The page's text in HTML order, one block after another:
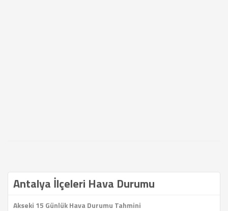
Antalya İlçeleri Hava Durumu
Akseki 15 Günlük Hava Durumu Tahmini